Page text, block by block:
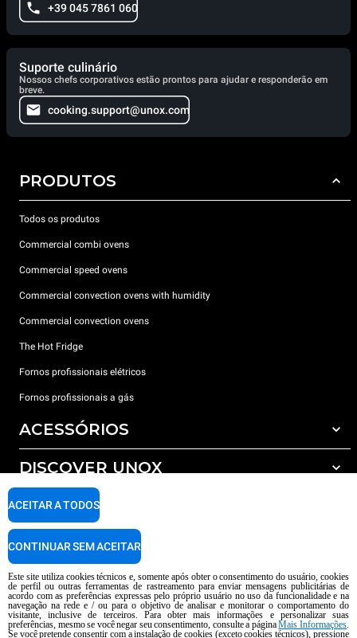
+39 045 7861 060
Suporte culinário
Nossos chefs corporativos estão prontos para ajudar e responderão em
breve.
cooking.support@unox.com
PRODUTOS
Todos os produtos
Commercial combi ovens
Commercial speed ovens
Commercial convection ovens with humidity
Commercial convection ovens
The Hot Fridge
Fornos profissionais elétricos
Fornos profissionais a gás
ACESSÓRIOS
Todos os acessórios
Detergents for automatic washing
Detergents for manual washing
Water treatment with resin filters
DISCOVER UNOX
Os nossos escritórios no mundo
SUPPORT
Garantia Unox
Encontre os Centros Service
copyright 2026 UNOX S.p.A. Todos os direitos reservados. Reg. Imp Pádua nº
AI Content Disclaimer Privacy policy Cookie policy
Este site utiliza cookies técnicos e, somente após obter o consentimento do usuário, cookies
de perfil ou outras ferramentas de rastreamento para enviar mensagens publicitárias de
acordo com as preferências expressas pelo próprio usuário no uso da funcionalidade e na
navegação na rede e / ou para o objetivo de analisar e monitorar o comportamento do
visitante, inclusive de terceiros. Para obter mais informações e personalizar suas
preferências, mesmo se você negar seu consentimento, consulte a páginaMais Informações.
Se você pretende consentir com a instalação de cookies (exceto cookies técnicos), pressione
ACEITAR A TODOS
CONTINUAR SEM ACEITAR